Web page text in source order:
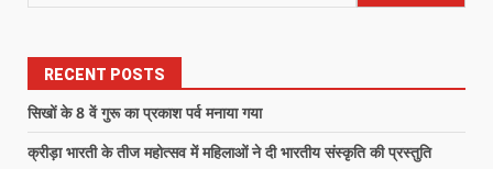
RECENT POSTS
सिखों के 8 वें गुरू का प्रकाश पर्व मनाया गया
क्रीड़ा भारती के तीज महोत्सव में महिलाओं ने दी भारतीय संस्कृति की प्रस्तुति